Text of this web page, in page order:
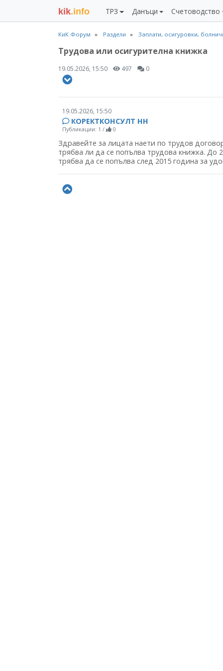
kik.info ТРЗ Данъци Счетоводство
КиК Форум Раздели Заплати, осигуровки,
Трудова или осигурителна книжка
19.05.2026, 15:50 497 0
19.05.2026, 15:50
КОРЕКТКОНСУЛТ НН
Публикации: 1 / 0
Здравейте за лицата наети по трудов
трябва ли да се попълва трудова книжка. До
трябва да се попълва след 2015 година за